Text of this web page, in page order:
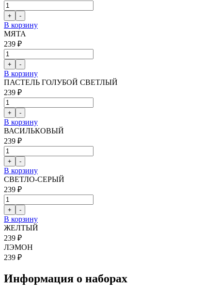
В корзину
МЯТА
239 ₽
В корзину
ПАСТЕЛЬ ГОЛУБОЙ СВЕТЛЫЙ
239 ₽
В корзину
ВАСИЛЬКОВЫЙ
239 ₽
В корзину
СВЕТЛО-СЕРЫЙ
239 ₽
В корзину
ЖЕЛТЫЙ
239 ₽
ЛЭМОН
239 ₽
Информация о наборах